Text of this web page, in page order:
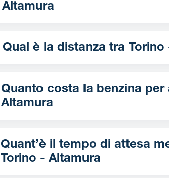
Altamura
Qual è la
Quanto costa la benzina per
Altamura
Quant’è il tempo di attesa
Torino - Altamura